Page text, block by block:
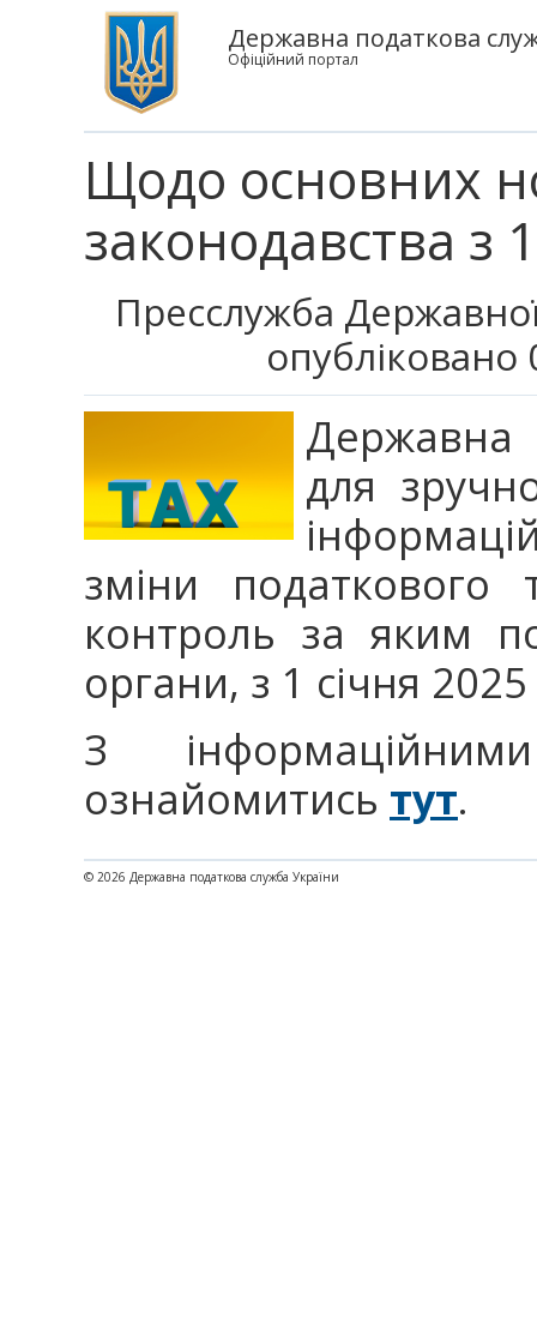
Державна податкова
Офіційний портал
Щодо основних
законодавства з
Пресслужба
опубліковано
Державна
для
зміни податкового
контроль за яким
органи, з 1 січня
З
ознайомитись тут.
© 2026 Державна податкова служба України